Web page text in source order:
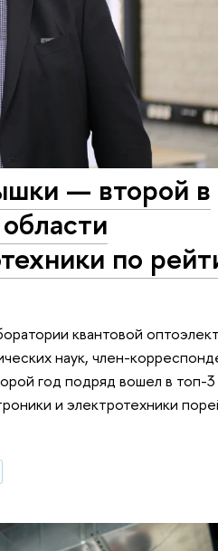
— второй в
по
квантовой
наук, член-
год подряд вошел в топ-
и электротехники